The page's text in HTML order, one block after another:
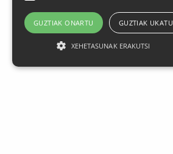
GUZTIAK ONARTU GUZTIAK UKATU
XEHETASUNAK ERAKUTSI